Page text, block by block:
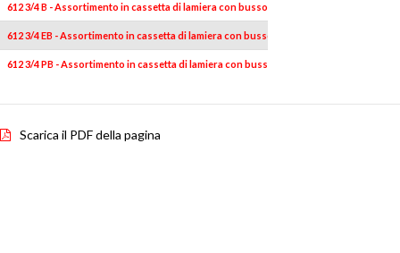
612 3/4 B - Assortimento in cassetta di lamiera con bussole poligonali (17 pz)
612 3/4 EB - Assortimento in cassetta di lamiera con bussole esagonali (17 pz)
612 3/4 PB - Assortimento in cassetta di lamiera con bussole poligonali (17 pz)
Scarica il PDF della pagina